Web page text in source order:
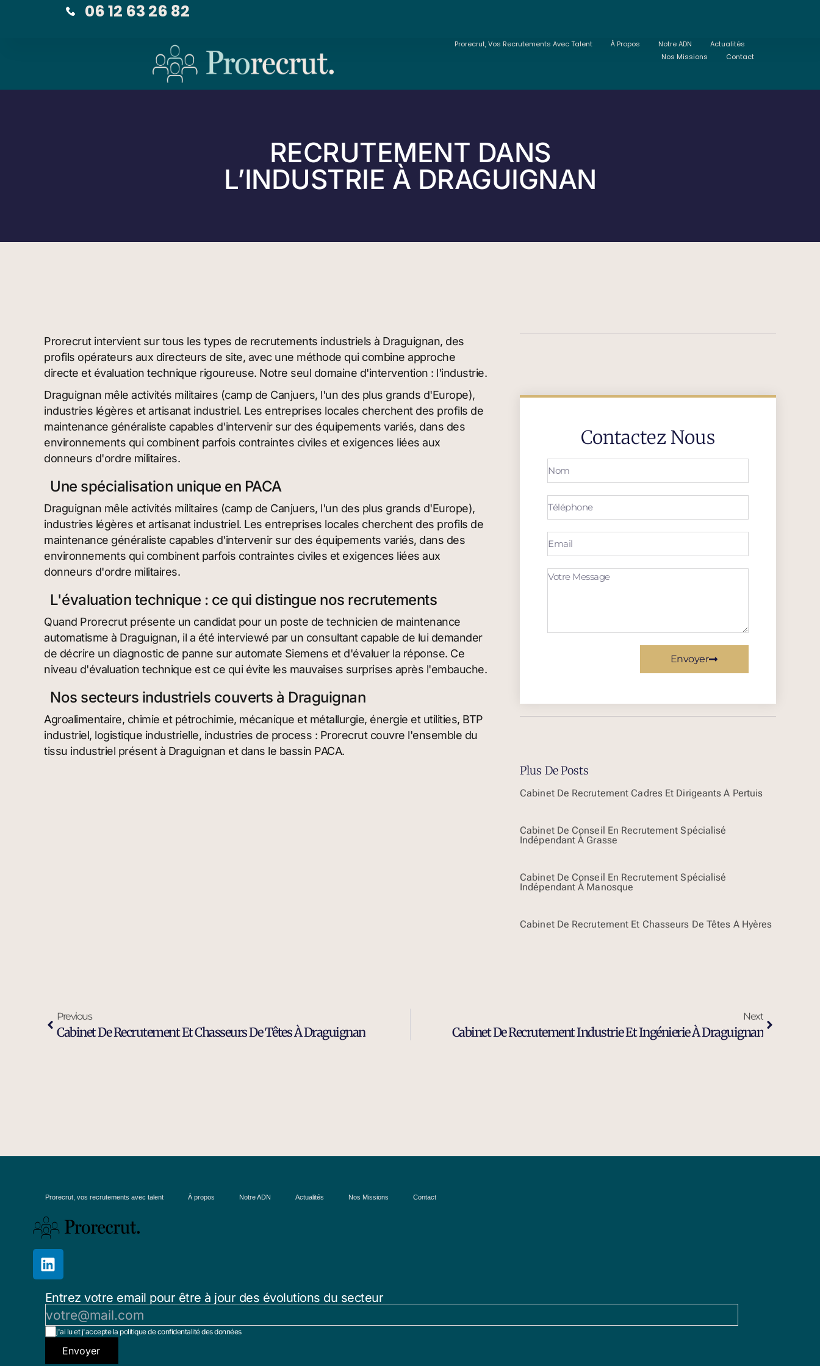
06 12 63 26 82
Prorecrut, Vos Recrutements Avec Talent À Propos Notre ADN
Actualités
Nos Missions
Contact
RECRUTEMENT DANS
L’INDUSTRIE À DRAGUIGNAN
Prorecrut intervient sur tous les types de recrutements industriels à Draguignan, des
profils opérateurs aux directeurs de site, avec une méthode qui combine approche
directe et évaluation technique rigoureuse. Notre seul domaine d'intervention : l'industrie.
Draguignan mêle activités militaires (camp de Canjuers, l'un des plus grands d'Europe),
industries légères et artisanat industriel. Les entreprises locales cherchent des profils de
maintenance généraliste capables d'intervenir sur des équipements variés, dans des
environnements qui combinent parfois contraintes civiles et exigences liées aux
donneurs d'ordre militaires.
Une spécialisation unique en PACA
Draguignan mêle activités militaires (camp de Canjuers, l'un des plus grands d'Europe),
industries légères et artisanat industriel. Les entreprises locales cherchent des profils de
maintenance généraliste capables d'intervenir sur des équipements variés, dans des
environnements qui combinent parfois contraintes civiles et exigences liées aux
donneurs d'ordre militaires.
L'évaluation technique : ce qui distingue nos recrutements
Quand Prorecrut présente un candidat pour un poste de technicien de maintenance
automatisme à Draguignan, il a été interviewé par un consultant capable de lui demander
de décrire un diagnostic de panne sur automate Siemens et d'évaluer la réponse. Ce
niveau d'évaluation technique est ce qui évite les mauvaises surprises après l'embauche.
Nos secteurs industriels couverts à Draguignan
Agroalimentaire, chimie et pétrochimie, mécanique et métallurgie, énergie et utilities, BTP
industriel, logistique industrielle, industries de process : Prorecrut couvre l'ensemble du
tissu industriel présent à Draguignan et dans le bassin PACA.
Contactez Nous
Envoyer
Plus De Posts
Cabinet De Recrutement Cadres Et Dirigeants À Pertuis
Cabinet De Conseil En Recrutement Spécialisé
Indépendant À Grasse
Cabinet De Conseil En Recrutement Spécialisé
Indépendant À Manosque
Cabinet De Recrutement Et Chasseurs De Têtes À Hyères
Previous
Cabinet De Recrutement Et Chasseurs De Têtes À Draguignan
Next
Cabinet De Recrutement Industrie Et Ingénierie À Draguignan
Prorecrut, vos recrutements avec talent À propos Notre ADN Actualités Nos Missions Contact
Entrez votre email pour être à jour des évolutions du secteur
j'ai lu et j'accepte la politique de confidentalité des données
Envoyer